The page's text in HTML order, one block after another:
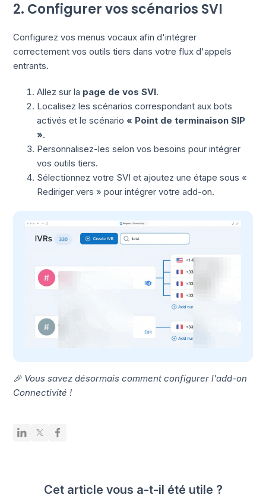
2. Configurer vos scénarios SVI
Configurez vos menus vocaux afin d'intégrer
correctement vos outils tiers dans votre flux d'appels
entrants.
Allez sur la page de vos SVI.
Localisez les scénarios correspondant aux bots
activés et le scénario« Point de terminaison SIP
».
Personnalisez-les selon vos besoins pour intégrer
vos outils tiers.
Sélectionnez votre SVI et ajoutez une étape sous «
Rediriger vers » pour intégrer votre add-on.
🎉 Vous savez désormais comment configurer l'add-on
Connectivité !
Cet article vous a-t-il été utile ?